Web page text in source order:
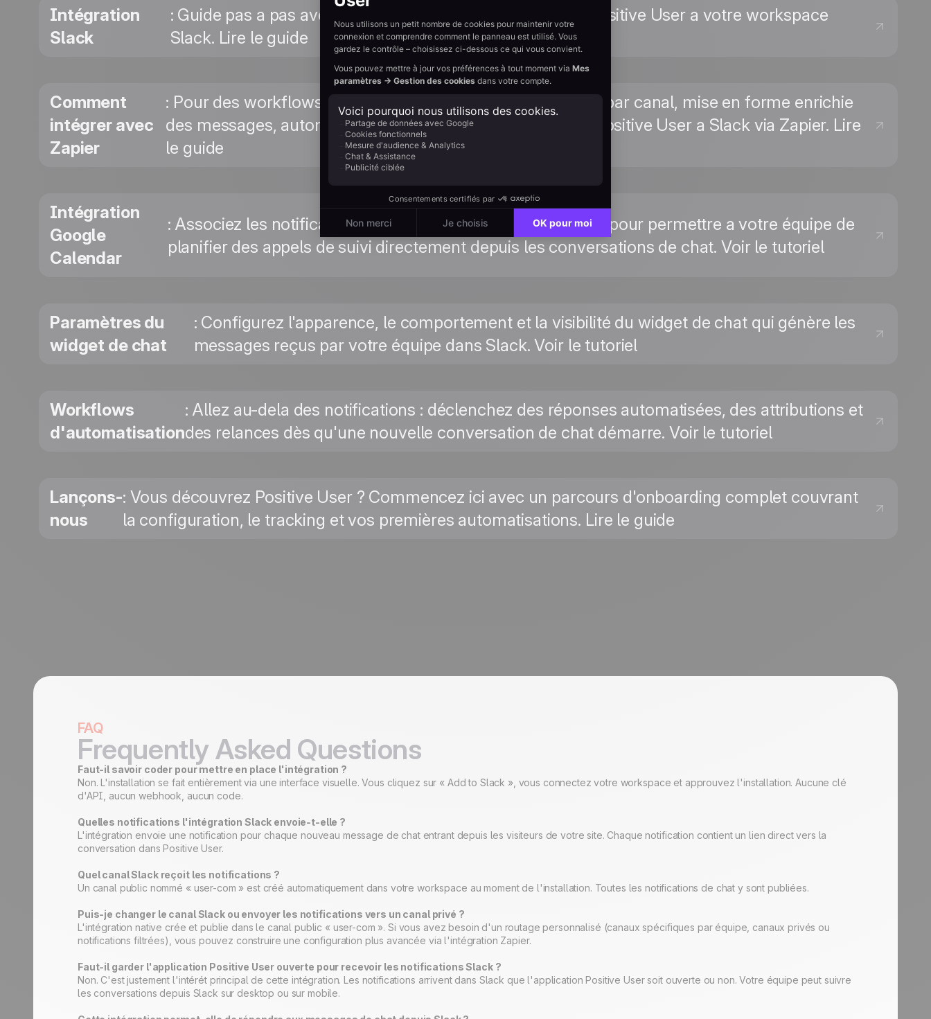
Intégration
Slack
: Guide pas a pas avec captures d'écran pour connecter Positive User a votre workspace
Slack. Lire le guide
Comment
intégrer avec
Zapier
: Pour des workflows Slack avancés (routage personnalisé par canal, mise en forme enrichie
des messages, automatisations multi-étapes), connectez Positive User a Slack via Zapier. Lire
le guide
Intégration
Google
Calendar
: Associez les notifications Slack a la réservation calendrier pour permettre a votre équipe de
planifier des appels de suivi directement depuis les conversations de chat. Voir le tutoriel
Paramètres du
widget de chat
: Configurez l'apparence, le comportement et la visibilité du widget de chat qui génère les
messages reçus par votre équipe dans Slack. Voir le tutoriel
Workflows
d'automatisation
: Allez au-dela des notifications : déclenchez des réponses automatisées, des attributions et
des relances dès qu'une nouvelle conversation de chat démarre. Voir le tutoriel
Lançons-
nous
: Vous découvrez Positive User ? Commencez ici avec un parcours d'onboarding complet couvrant
la configuration, le tracking et vos premières automatisations. Lire le guide
FAQ
Frequently Asked Questions
Faut-il savoir coder pour mettre en place l'intégration ?
Non. L'installation se fait entièrement via une interface visuelle. Vous cliquez sur « Add to Slack », vous connectez votre workspace et approuvez l'installation. Aucune clé
d'API, aucun webhook, aucun code.
Quelles notifications l'intégration Slack envoie-t-elle ?
L'intégration envoie une notification pour chaque nouveau message de chat entrant depuis les visiteurs de votre site. Chaque notification contient un lien direct vers la
conversation dans Positive User.
Quel canal Slack reçoit les notifications ?
Un canal public nommé « user-com » est créé automatiquement dans votre workspace au moment de l'installation. Toutes les notifications de chat y sont publiées.
Puis-je changer le canal Slack ou envoyer les notifications vers un canal privé ?
L'intégration native crée et publie dans le canal public « user-com ». Si vous avez besoin d'un routage personnalisé (canaux spécifiques par équipe, canaux privés ou
notifications filtrées), vous pouvez construire une configuration plus avancée via l'intégration Zapier.
Faut-il garder l'application Positive User ouverte pour recevoir les notifications Slack ?
Non. C'est justement l'intérét principal de cette intégration. Les notifications arrivent dans Slack que l'application Positive User soit ouverte ou non. Votre équipe peut suivre
les conversations depuis Slack sur desktop ou sur mobile.